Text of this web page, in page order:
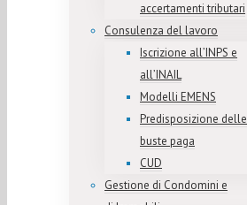
accertamenti tributari
Consulenza del lavoro
Iscrizione all’INPS e
all’INAIL
Modelli EMENS
Predisposizione delle
buste paga
CUD
Gestione di Condomini e